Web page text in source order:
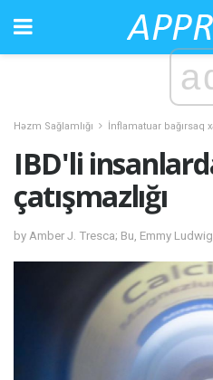
Həzm Sağlamlığı İnflamatuar bağırsaq
IBD'li
çatışmazlığı
by Amber J. Tresca; Bu, Emmy